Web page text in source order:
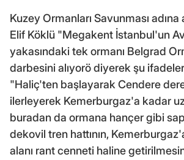
Kuzey Ormanları Savunması
Elif Köklü "Megakent İstanbul'un
yakasındaki tek ormanı Belgrad
darbesini alıyorö diyerek şu
"Haliç'ten başlayarak Cendere
ilerleyerek Kemerburgaz'a kadar
buradan da ormana hançer gibi
dekovil tren hattının,
alanı rant cenneti haline